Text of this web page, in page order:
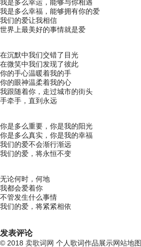
我是多么幸运，能够与你相遇
我是多么幸福，能够拥有你的爱
我们的爱让我相信
世界上最美好的事情就是爱
在沉默中我们交错了目光
在微笑中我们发现了彼此
你的手心温暖着我的手
你的眼神温柔着我的心
我跟随着你，走过城市的街头
手牵手，直到永远
你是多么重要，你是我的阳光
你是多么真实，你是我的幸福
我们的爱不会渐行渐远
我们的爱，将永恒不变
无论何时，何地
我都会爱着你
不管发生什么事情
我们的爱，将紧紧相依
发表评论
© 2018 卖歌词网 个人歌词作品展示网站地图